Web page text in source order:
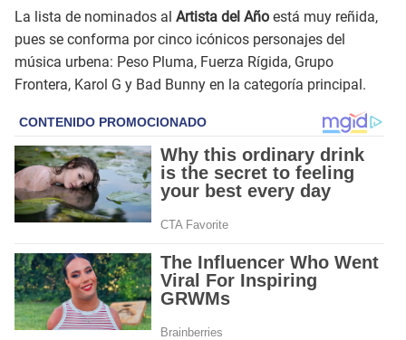
La lista de nominados al Artista del Año está muy reñida,
pues se conforma por cinco icónicos personajes del
música urbena: Peso Pluma, Fuerza Rígida, Grupo
Frontera, Karol G y Bad Bunny en la categoría principal.